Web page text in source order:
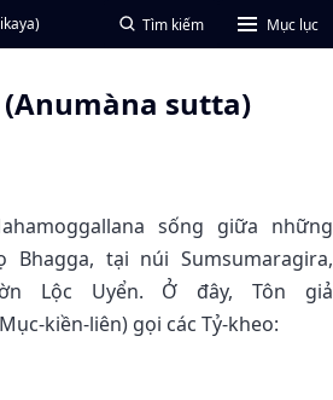
Tìm kiếm Mục lục
sutta)
sống giữa những
tại núi Sumsumaragira,
Lộc Uyển. Ở đây, Tôn giả
kiền-liên) gọi các Tỷ-kheo: